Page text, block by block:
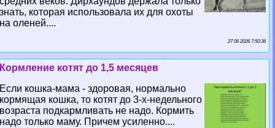
знать, которая использовала их для охоты
на оленей....
27 06 2026 7:50:36
Кормление котят до 1,5 месяцев
Если кошка-мама - здоровая, нормально
кормящая кошка, то котят до 3-х-недельного
возраста подкармливать не надо. Кормить
надо только маму. Причем усиленно....